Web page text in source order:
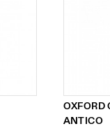
OXFORD
ANTICO